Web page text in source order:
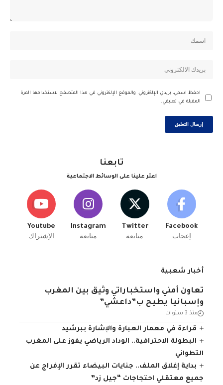
احفظ اسمي، بريدي الإلكتروني، والموقع الإلكتروني في هذا المتصفح لاستخدامها المرة
المقبلة في تعليقي.
تابعنا
اعثر علينا على الوسائط الاجتماعية
Facebook
إعجاب
Twitter
متابعة
Instagram
متابعة
Youtube
الإشتراك
أخبار شعبية
تعاون أمني واستخباراتي وثيق بين المغرب
وإسبانيا يطيح ب”داعشي”
منذ 3 سنوات
قراءة في معمار العبارة والإشارة ببرشيد
البطولة الاحترافية.. الوداد الرياضي يفوز على المغرب
التطواني
بداية إغلاق الملف.. جنايات البيضاء تقرر الإفراج عن
جميع معتقلي احتجاجات “جيل زد”